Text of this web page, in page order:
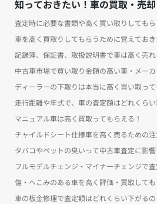
知っておきたい！車の買取・売
査定時に必要な書類や高く買い取りしても
車を高く買取りしてもらうために覚えてお
記録簿、保証書、取扱説明書で車は高く売れ
中古車市場で買い取り金額の高い車・メーカ
ディーラーの下取りは本当に高く買い取って
走行距離や年式で、車の査定額はどれくらい
マニュアル車は高く買取ってもらえる！
チャイルドシート仕様車を高く売るための
タバコやペットの臭いって中古車査定に影響
フルモデルチェンジ・マイナーチェンジで
傷・へこみのある車を高く評価・買取して
車の板金修理で査定額はどれくらい下がるの